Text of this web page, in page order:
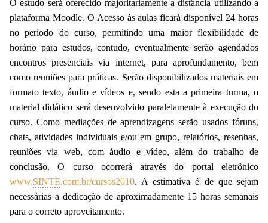
O estudo será oferecido majoritariamente a distância utilizando a
plataforma Moodle. O Acesso às aulas ficará disponível 24 horas
no período do curso, permitindo uma maior flexibilidade de
horário para estudos, contudo, eventualmente serão agendados
encontros presenciais via internet, para aprofundamento, bem
como reuniões para práticas. Serão disponibilizados materiais em
formato texto, áudio e vídeos e, sendo esta a primeira turma, o
material didático será desenvolvido paralelamente à execução do
curso. Como mediações de aprendizagens serão usados fóruns,
chats, atividades individuais e/ou em grupo, relatórios, resenhas,
reuniões via web, com áudio e vídeo, além do trabalho de
conclusão. O curso ocorrerá através do portal eletrônico
www.SINTE.com.br/cursos2010. A estimativa é de que sejam
necessárias a dedicação de aproximadamente 15 horas semanais
para o correto aproveitamento.